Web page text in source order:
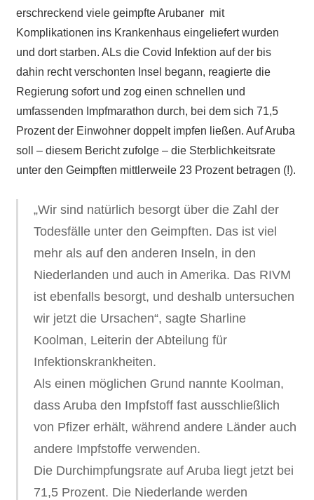
erschreckend viele geimpfte Arubaner mit
Komplikationen ins Krankenhaus eingeliefert wurden
und dort starben. ALs die Covid Infektion auf der bis
dahin recht verschonten Insel begann, reagierte die
Regierung sofort und zog einen schnellen und
umfassenden Impfmarathon durch, bei dem sich 71,5
Prozent der Einwohner doppelt impfen ließen. Auf Aruba
soll – diesem Bericht zufolge – die Sterblichkeitsrate
unter den Geimpften mittlerweile 23 Prozent betragen (!).
„Wir sind natürlich besorgt über die Zahl der
Todesfälle unter den Geimpften. Das ist viel
mehr als auf den anderen Inseln, in den
Niederlanden und auch in Amerika. Das RIVM
ist ebenfalls besorgt, und deshalb untersuchen
wir jetzt die Ursachen“, sagte Sharline
Koolman, Leiterin der Abteilung für
Infektionskrankheiten.
Als einen möglichen Grund nannte Koolman,
dass Aruba den Impfstoff fast ausschließlich
von Pfizer erhält, während andere Länder auch
andere Impfstoffe verwenden.
Die Durchimpfungsrate auf Aruba liegt jetzt bei
71,5 Prozent. Die Niederlande werden